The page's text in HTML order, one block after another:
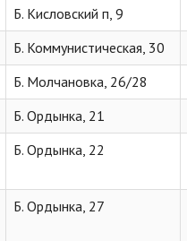
Б. Кисловский п, 9
Б. Коммунистическая, 30
Б. Молчановка, 26/28
Б. Ордынка, 21
Б. Ордынка, 22
Б. Ордынка, 27